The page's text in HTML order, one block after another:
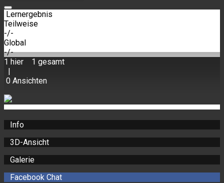
Lernergebnis
Teilweise
-/-
Global
-/-
1 hier 1 gesamt
0 Ansichten
Info
3D-Ansicht
Galerie
Facebook Chat